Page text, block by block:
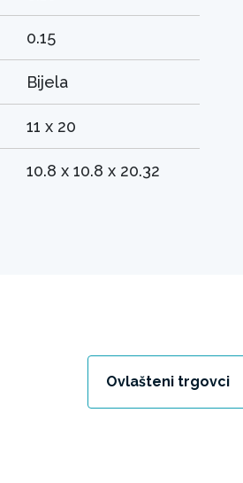
0.15
Bijela
11 x 20
10.8 x 10.8 x 20.32
Ovlašteni trgovci